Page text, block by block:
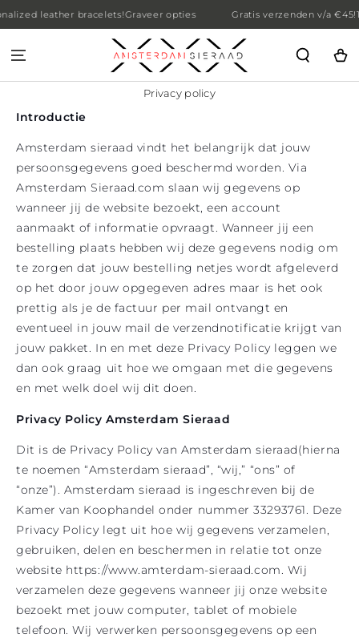
SKIP TO CONTENT
leather bracelets!Graveer opties Gratis verzenden v/a €45! 15%
Cart
Privacy policy
Introductie
Amsterdam sieraad vindt het belangrijk dat jouw
persoonsgegevens goed beschermd worden. Via
Amsterdam Sieraad.com slaan wij gegevens op
wanneer jij de website bezoekt, een account
aanmaakt of informatie opvraagt. Wanneer jij een
bestelling plaats hebben wij deze gegevens nodig om
te zorgen dat jouw bestelling netjes wordt afgeleverd
op het door jouw opgegeven adres maar is het ook
prettig als je de factuur per mail ontvangt en
eventueel in jouw mail de verzendnotificatie krijgt van
jouw pakket. In en met deze Privacy Policy leggen we
dan ook graag uit hoe we omgaan met die gegevens
en met welk doel wij dit doen.
Privacy Policy Amsterdam Sieraad
Dit is de Privacy Policy van Amsterdam sieraad(hierna
te noemen “Amsterdam sieraad”, “wij,” “ons” of
“onze”). Amsterdam sieraad is ingeschreven bij de
Kamer van Koophandel onder nummer33293761. Deze
Privacy Policy legt uit hoe wij gegevens verzamelen,
gebruiken, delen en beschermen in relatie tot onze
website https://www.amterdam-sieraad.com. Wij
verzamelen deze gegevens wanneer jij onze website
bezoekt met jouw computer, tablet of mobiele
telefoon. Wij verwerken persoonsgegevens op een